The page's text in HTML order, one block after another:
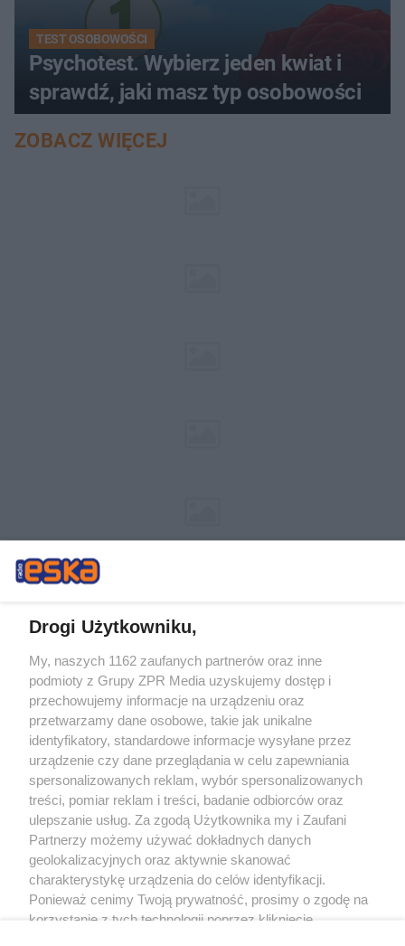
TEST OSOBOWOŚCI
Psychotest. Wybierz jeden kwiat i
sprawdź, jaki masz typ osobowości
ZOBACZ WIĘCEJ
Żaden utwór zamieszczony w serwisie nie może być powielany i
rozpowszechniany lub dalej rozpowszechniany w jakikolwiek sposób (w
tym także elektroniczny lub mechaniczny) na jakimkolwiek polu
eksploatacji w jakiejkolwiek formie, włącznie z umieszczaniem w Internecie
bez pisemnej zgody właściciela praw. Jakiekolwiek użycie lub
wykorzystanie utworów w całości lub w części z naruszeniem prawa, tzn.
bez właściwej zgody, jest zabronione pod groźbą kary i może być ścigane
prawnie.
O nas
Drogi Użytkowniku,
My, naszych 1162 zaufanych partnerów oraz inne
podmioty z Grupy ZPR Media uzyskujemy dostęp i
przechowujemy informacje na urządzeniu oraz
przetwarzamy dane osobowe, takie jak unikalne
identyfikatory, standardowe informacje wysyłane przez
urządzenie czy dane przeglądania w celu zapewniania
spersonalizowanych reklam, wybór spersonalizowanych
treści, pomiar reklam i treści, badanie odbiorców oraz
ulepszanie usług. Za zgodą Użytkownika my i Zaufani
Partnerzy możemy używać dokładnych danych
geolokalizacyjnych oraz aktywnie skanować
charakterystykę urządzenia do celów identyfikacji.
Ponieważ cenimy Twoją prywatność, prosimy o zgodę na
korzystanie z tych technologii poprzez kliknięcie